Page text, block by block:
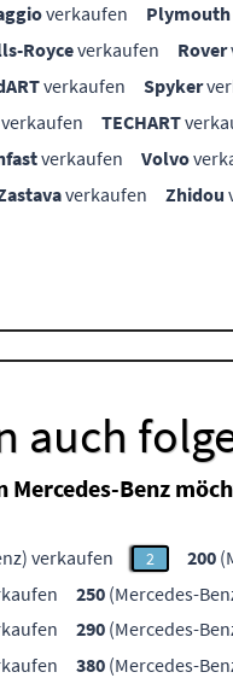
verkaufen Plymouth
Royceverkaufen Rover
verkaufen Spyker
verkaufen TECHART
verkaufen Volvo
verkaufen Zhidou
auch
Mercedes-Benz
verkaufen 2 200
250 (Mercedes-
290 (Mercedes-
380 (Mercedes-